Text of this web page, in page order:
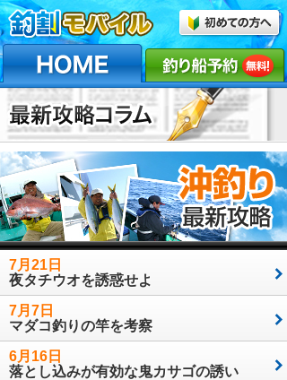
7月21日
夜タチウオを誘惑せよ
7月7日
マダコ釣りの竿を考察
6月16日
落とし込みが有効な鬼カサゴの誘い